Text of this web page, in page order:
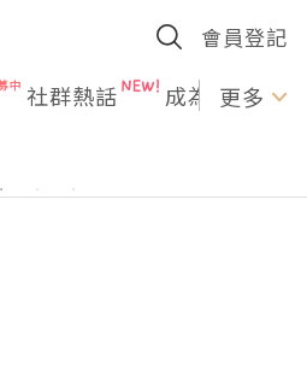
會員登記
社群熱話 成為U更多